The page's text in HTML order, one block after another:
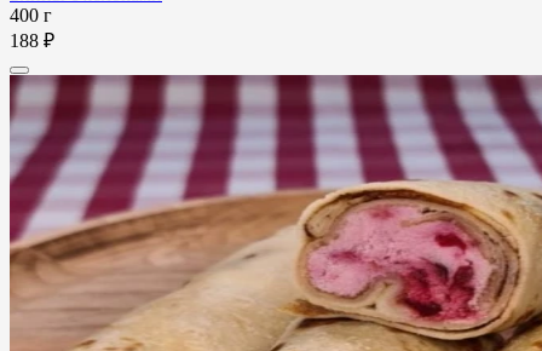
400 г
188 ₽